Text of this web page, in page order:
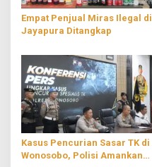
Empat Penjual Miras Ilegal di
Jayapura Ditangkap
Kasus Pencurian Sasar TK di
Wonosobo, Polisi Amankan